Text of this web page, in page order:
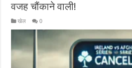
वजह चौंकाने वाली!
खेल 0